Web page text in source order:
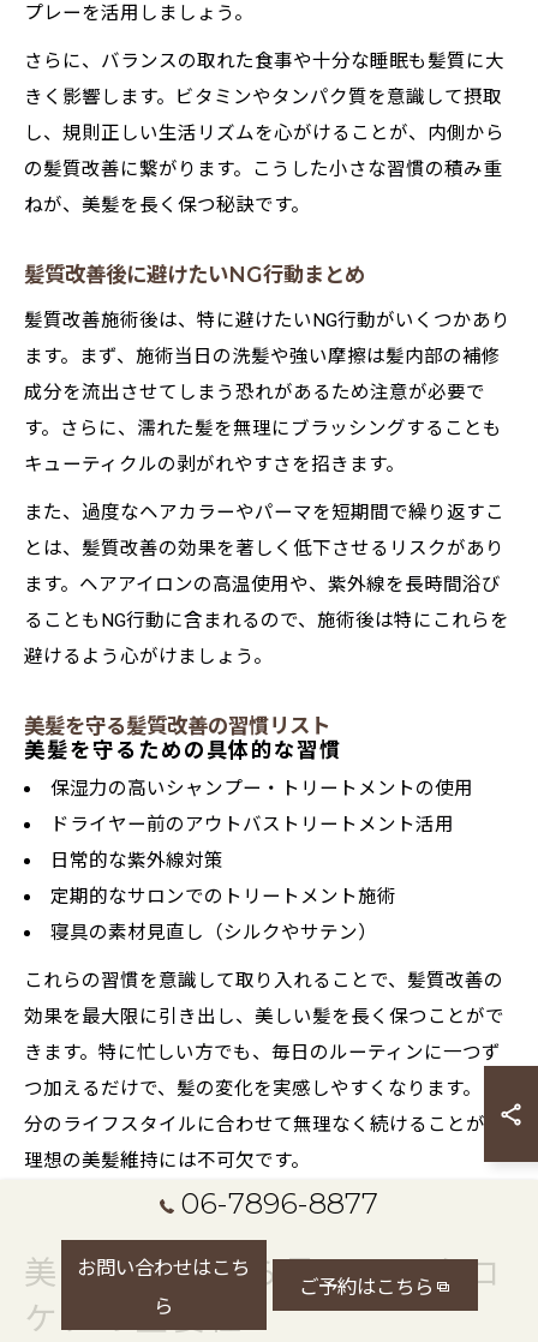
プレーを活用しましょう。
さらに、バランスの取れた食事や十分な睡眠も髪質に大
きく影響します。ビタミンやタンパク質を意識して摂取
し、規則正しい生活リズムを心がけることが、内側から
の髪質改善に繋がります。こうした小さな習慣の積み重
ねが、美髪を長く保つ秘訣です。
髪質改善後に避けたいNG行動まとめ
髪質改善施術後は、特に避けたいNG行動がいくつかあり
ます。まず、施術当日の洗髪や強い摩擦は髪内部の補修
成分を流出させてしまう恐れがあるため注意が必要で
す。さらに、濡れた髪を無理にブラッシングすることも
キューティクルの剥がれやすさを招きます。
また、過度なヘアカラーやパーマを短期間で繰り返すこ
とは、髪質改善の効果を著しく低下させるリスクがあり
ます。ヘアアイロンの高温使用や、紫外線を長時間浴び
ることもNG行動に含まれるので、施術後は特にこれらを
避けるよう心がけましょう。
美髪を守る髪質改善の習慣リスト
美髪を守るための具体的な習慣
保湿力の高いシャンプー・トリートメントの使用
ドライヤー前のアウトバストリートメント活用
日常的な紫外線対策
定期的なサロンでのトリートメント施術
寝具の素材見直し（シルクやサテン）
これらの習慣を意識して取り入れることで、髪質改善の
効果を最大限に引き出し、美しい髪を長く保つことがで
きます。特に忙しい方でも、毎日のルーティンに一つず
つ加えるだけで、髪の変化を実感しやすくなります。自
分のライフスタイルに合わせて無理なく続けることが、
理想の美髪維持には不可欠です。
美容師視点から見るマイクロ
ケアの重要性
06-7896-8877
お問い合わせはこち
ら
ご予約はこちら